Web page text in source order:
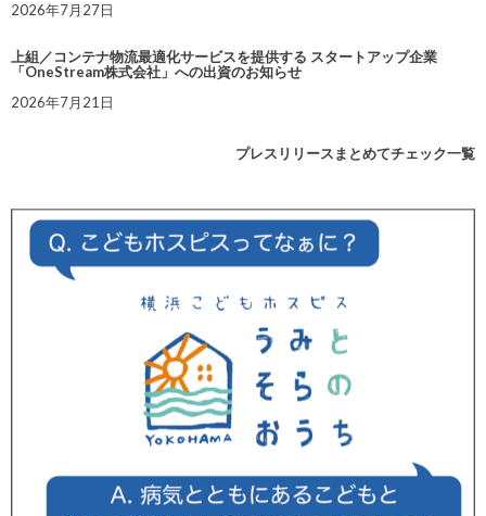
2026年7月27日
上組／コンテナ物流最適化サービスを提供する スタートアップ企業
「OneStream株式会社」への出資のお知らせ
2026年7月21日
プレスリリースまとめてチェック一覧